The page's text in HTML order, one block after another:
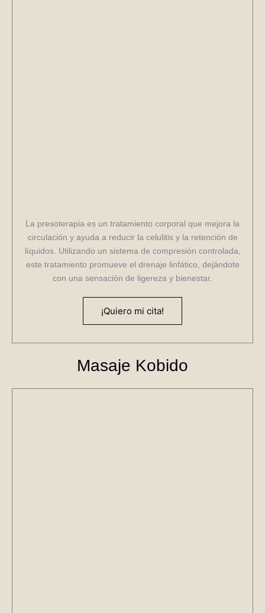
La presoterapia es un tratamiento corporal que mejora la
circulación y ayuda a reducir la celulitis y la retención de
líquidos. Utilizando un sistema de compresión controlada,
este tratamiento promueve el drenaje linfático, dejándote
con una sensación de ligereza y bienestar.
¡Quiero mi cita!
Masaje Kobido